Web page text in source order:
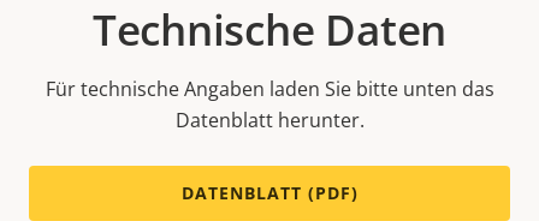
Technische Daten
Für technische Angaben laden Sie bitte unten das
Datenblatt herunter.
DATENBLATT (PDF)